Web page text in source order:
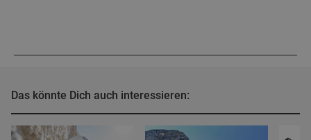
Das könnte Dich auch interessieren: